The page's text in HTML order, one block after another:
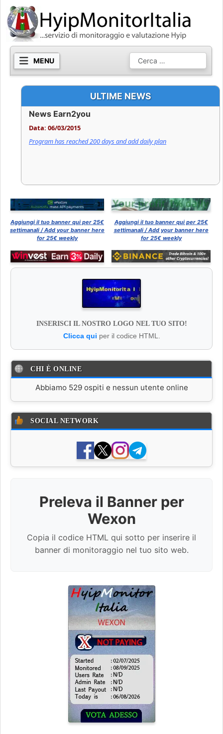
Cerca
ULTIME NEWS
News Earn2you
Data: 06/03/2015
Program has reached 200 days and add daily plan
LEGGI TUTTO …
Aggiungi il tuo banner qui per 25€
settimanali / Add your banner here
for 25€ weekly
Aggiungi il tuo banner qui per 25€
settimanali / Add your banner here
for 25€ weekly
INSERISCI IL NOSTRO LOGO NEL TUO SITO!
Clicca qui per il codice HTML.
Preleva il Banner per
Wexon
Copia il codice HTML qui sotto per inserire il
banner di monitoraggio nel tuo sito web.
CHI È ONLINE
Abbiamo 529 ospiti e nessun utente online
SOCIAL NETWORK